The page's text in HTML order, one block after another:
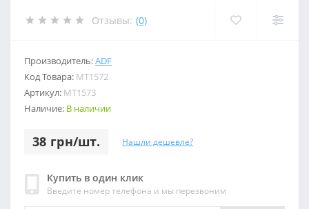
Отзывы: (0)
Производитель:ADF
Код Товара: МТ1572
Артикул: МТ1573
Наличие: В наличии
38 грн/шт. Нашли дешевле?
Купить в один клик
Введите номер телефона и мы перезвоним